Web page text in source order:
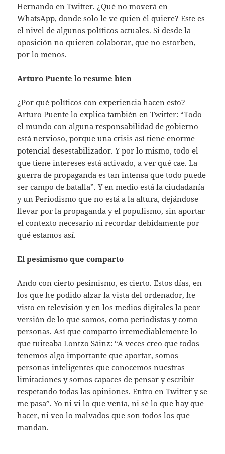
Hernando en Twitter. ¿Qué no moverá en
WhatsApp, donde solo le ve quien él quiere? Este es
el nivel de algunos políticos actuales. Si desde la
oposición no quieren colaborar, que no estorben,
por lo menos.
Arturo Puente lo resume bien
¿Por qué políticos con experiencia hacen esto?
Arturo Puente lo explica también en Twitter: “Todo
el mundo con alguna responsabilidad de gobierno
está nervioso, porque una crisis así tiene enorme
potencial desestabilizador. Y por lo mismo, todo el
que tiene intereses está activado, a ver qué cae. La
guerra de propaganda es tan intensa que todo puede
ser campo de batalla”. Y en medio está la ciudadanía
y un Periodismo que no está a la altura, dejándose
llevar por la propaganda y el populismo, sin aportar
el contexto necesario ni recordar debidamente por
qué estamos así.
El pesimismo que comparto
Ando con cierto pesimismo, es cierto. Estos días, en
los que he podido alzar la vista del ordenador, he
visto en televisión y en los medios digitales la peor
versión de lo que somos, como periodistas y como
personas. Así que comparto irremediablemente lo
que tuiteaba Lontzo Sáinz: “A veces creo que todos
tenemos algo importante que aportar, somos
personas inteligentes que conocemos nuestras
limitaciones y somos capaces de pensar y escribir
respetando todas las opiniones. Entro en Twitter y se
me pasa”. Yo ni vi lo que venía, ni sé lo que hay que
hacer, ni veo lo malvados que son todos los que
mandan.